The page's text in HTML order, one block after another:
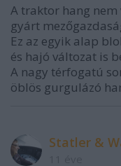
A traktor hang
gyárt
Ez az egyik alap
és hajó változat is
A nagy térfogatú
öblös gurgulázó
Statler &